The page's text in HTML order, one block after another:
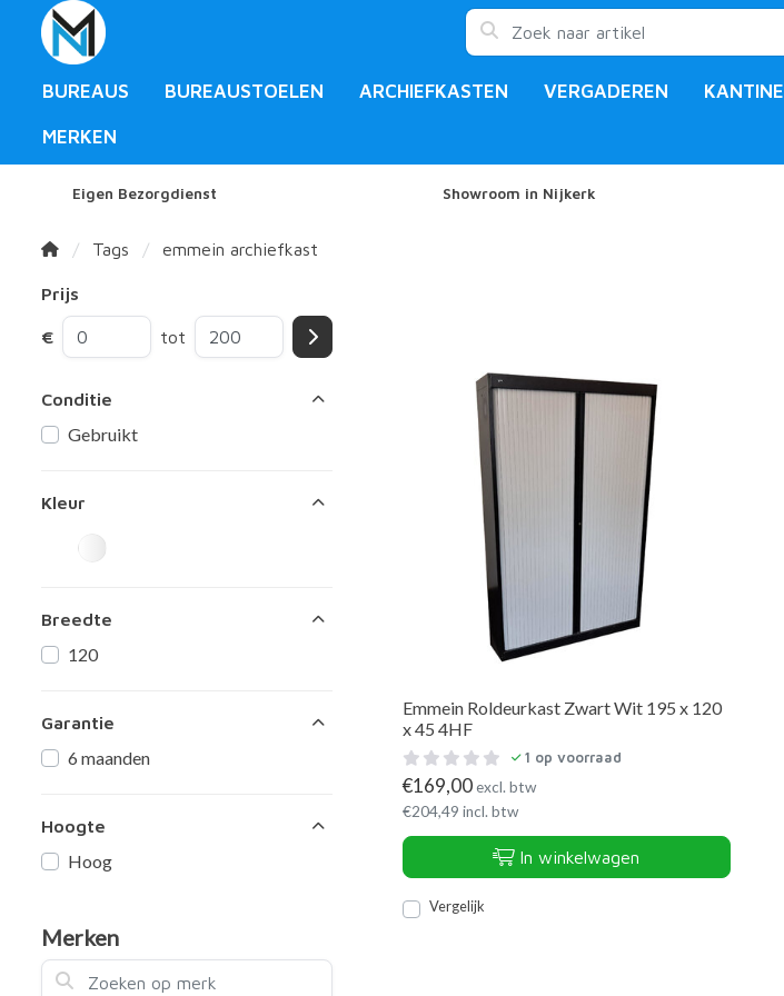
BUREAUS BUREAUSTOELEN ARCHIEFKASTEN VERGADEREN KANTINE
MERKEN
Eigen Bezorgdienst Showroom in Nijkerk
Tags emmein archiefkast
Prijs
€ tot
Conditie
Gebruikt
Kleur
Breedte
120
Garantie
6 maanden
Hoogte
Hoog
Merken
Zoeken op merk
Emmein Roldeurkast Zwart Wit 195 x 120
x 45 4HF
1 op voorraad
€169,00excl. btw
€204,49 incl. btw
In winkelwagen
Vergelijk